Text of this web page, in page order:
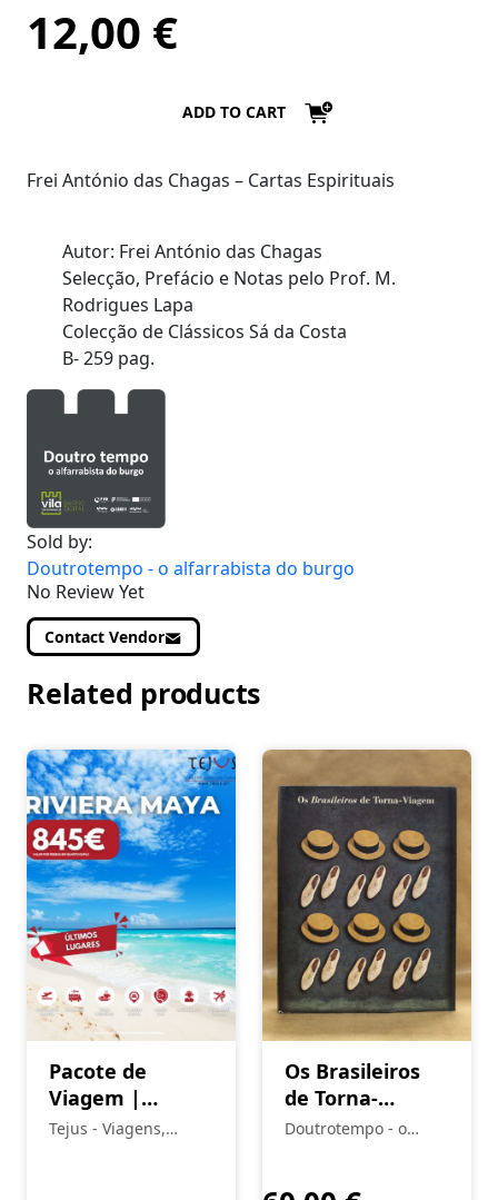
12,00 €
ADD TO CART
Frei António das Chagas – Cartas Espirituais
Autor: Frei António das Chagas
Selecção, Prefácio e Notas pelo Prof. M.
Rodrigues Lapa
Colecção de Clássicos Sá da Costa
B- 259 pag.
Sold by:
Doutrotempo - o alfarrabista do burgo
No Review Yet
Contact Vendor
Related products
Pacote de
Viagem |
Riviera Maya –
Tejus - Viagens,
Os Brasileiros
de Torna-
Viagem
Doutrotempo - o